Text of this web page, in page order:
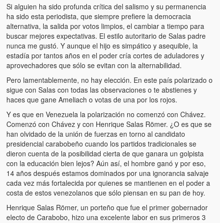
Videos
Chistes
Si alguien ha sido profunda crítica del salismo y su permanencia
ha sido esta periodista, que siempre prefiere la democracia
alternativa, la salida por votos limpios, el cambiar a tiempo para
buscar mejores expectativas. El estilo autoritario de Salas padre
nunca me gustó. Y aunque el hijo es simpático y asequible, la
estadía por tantos años en el poder cría cortes de aduladores y
aprovechadores que sólo se evitan con la alternabilidad.
Pero lamentablemente, no hay elección. En este país polarizado o
sigue con Salas con todas las observaciones o te abstienes y
haces que gane Ameliach o votas de una por los rojos.
Y es que en Venezuela la polarización no comenzó con Chávez.
Comenzó con Chávez y con Henrique Salas Römer. ¿O es que se
han olvidado de la unión de fuerzas en torno al candidato
presidencial carabobeño cuando los partidos tradicionales se
dieron cuenta de la posibilidad cierta de que ganara un golpista
con la educación bien lejos? Aún así, el hombre ganó y por eso,
14 años después estamos dominados por una ignorancia salvaje
cada vez más fortalecida por quienes se mantienen en el poder a
costa de estos venezolanos que sólo piensan en su pan de hoy.
Henrique Salas Römer, un porteño que fue el primer gobernador
electo de Carabobo, hizo una excelente labor en sus primeros 3